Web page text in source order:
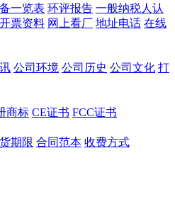
一览表 环评报告 一般纳税人认
票资料 网上看厂 地址电话 在线
公司环境 公司历史 公司文化 打
商标 CE证书 FCC证书
期限 合同范本 收费方式